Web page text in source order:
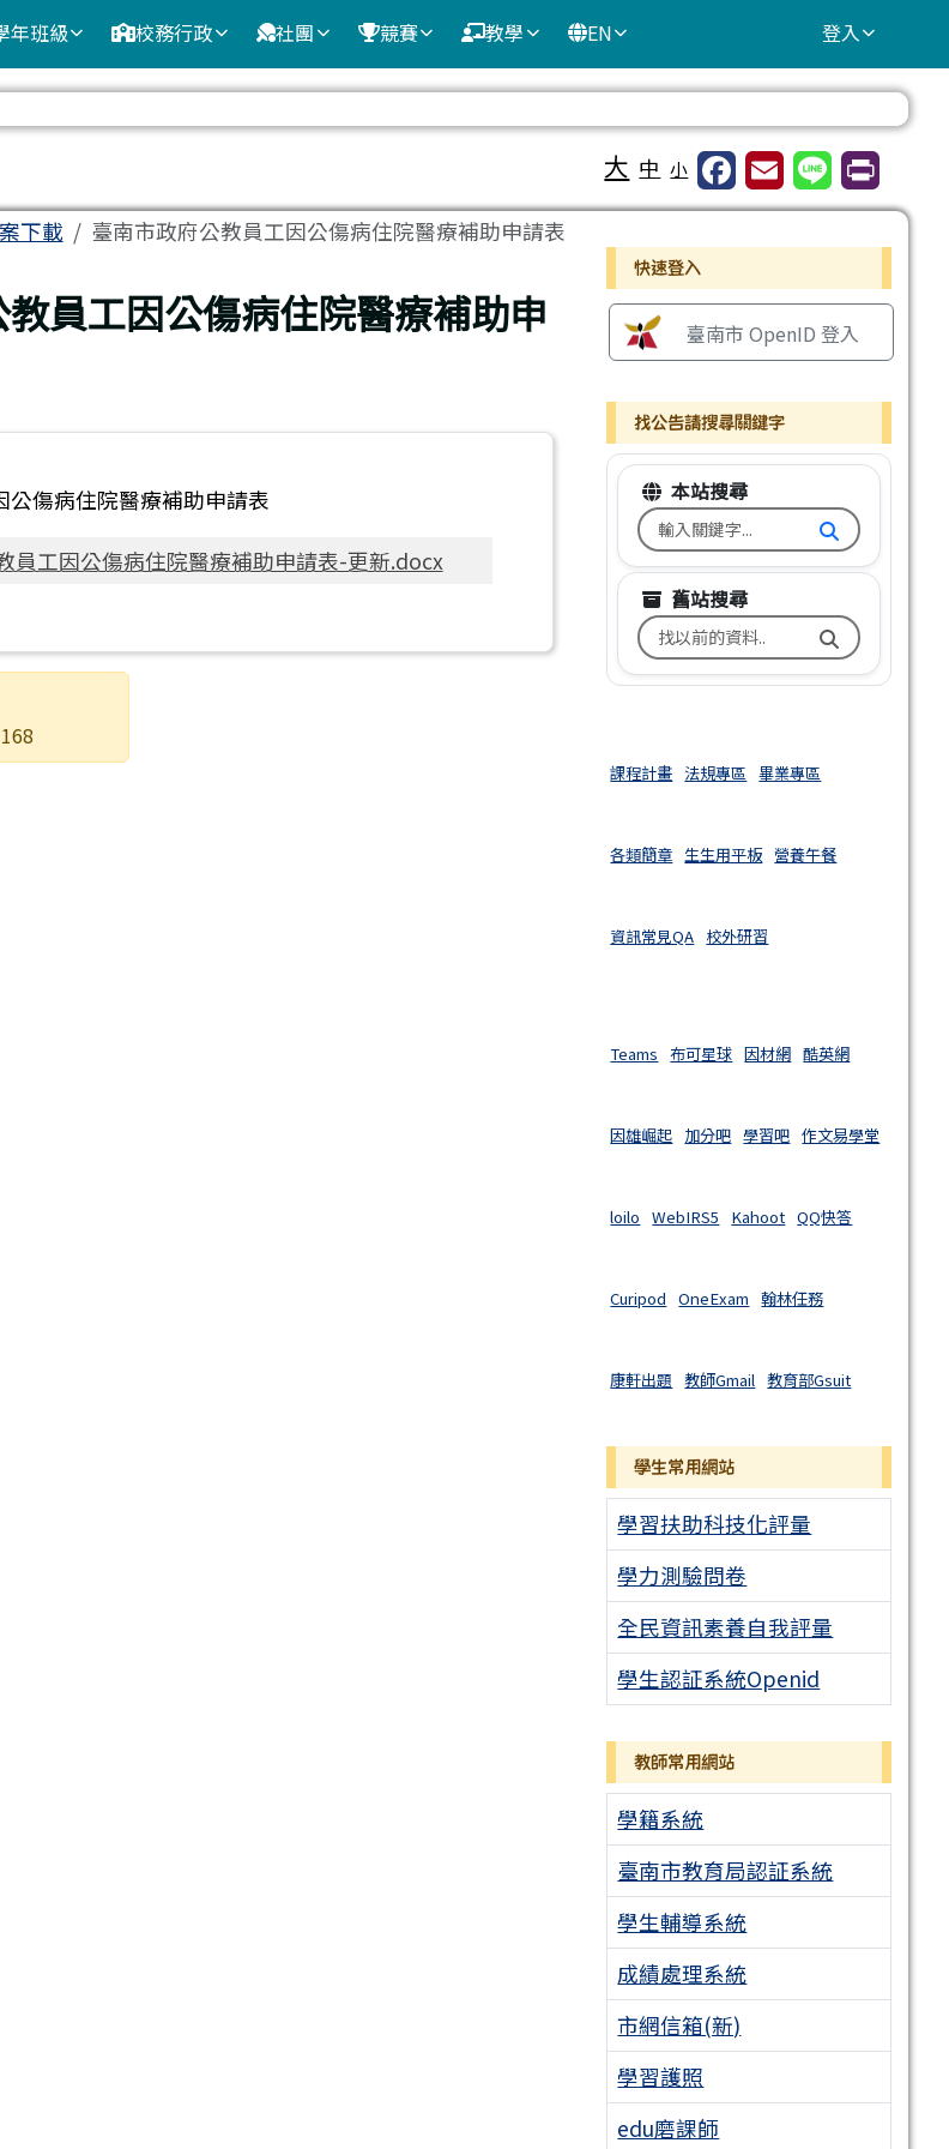
年班級 校務行政 社團 競賽 教學 EN 登入
大 中 小
下載 臺南市政府公教員工因公傷病住院醫療補助申請表
員工因公傷病住院醫療補助申
公傷病住院醫療補助申請表
員工因公傷病住院醫療補助申請表-更新.docx
右邊區域內容
快速登入
臺南市 OpenID 登入
找公告請搜尋關鍵字
本站搜尋
搜尋台南市文元國小全球資訊網
舊站搜尋
搜尋台南市文元國小舊校網關鍵
課程計畫 法規專區 畢業專區
各類簡章 生生用平板 營養午餐
資訊常見QA 校外研習
Teams 布可星球 因材網 酷英網
因雄崛起 加分吧 學習吧 作文易學堂
loilo WebIRS5 Kahoot QQ快答
Curipod OneExam 翰林任務
康軒出題 教師Gmail 教育部Gsuit
學生常用網站
學習扶助科技化評量
學力測驗問卷
全民資訊素養自我評量
學生認証系統Openid
教師常用網站
學籍系統
臺南市教育局認証系統
學生輔導系統
成績處理系統
市網信箱(新)
學習護照
edu磨課師